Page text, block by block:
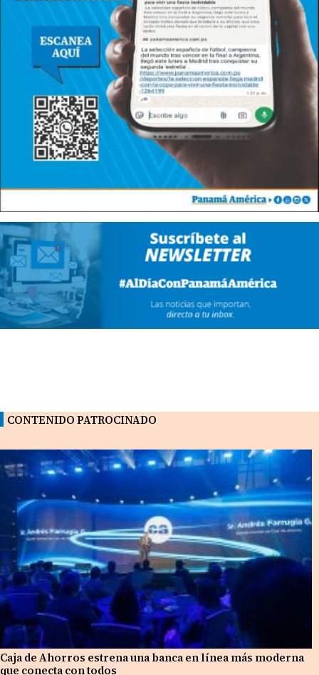
CONTENIDO PATROCINADO
Caja de Ahorros estrena una banca en línea más moderna
que conecta con todos